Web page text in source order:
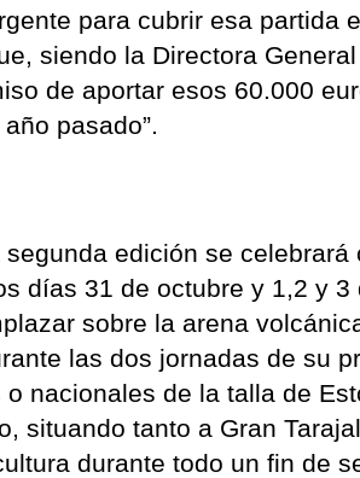
para cubrir esa partida
siendo la Directora
de aportar esos 60.000
pasado”.
edición se
días 31 de octubre y 1,2 y
sobre la arena
las dos jornadas de su
nacionales de la talla de
situando tanto a Gran
durante todo un fin de